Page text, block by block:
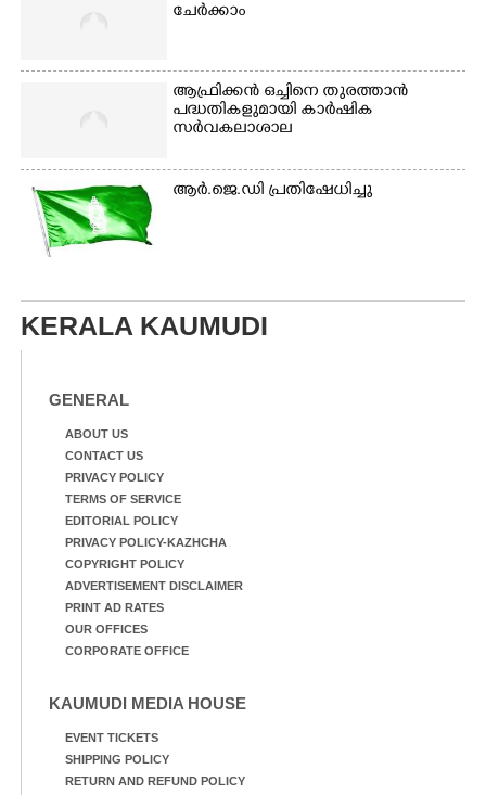
ചേർക്കാം
ആഫ്രിക്കൻ ഒച്ചിനെ തുരത്താൻ
പദ്ധതികളുമായി കാർഷിക
സർവകലാശാല
ആർ.ജെ.ഡി പ്രതിഷേധിച്ചു
KERALA KAUMUDI
GENERAL
ABOUT US
CONTACT US
PRIVACY POLICY
TERMS OF SERVICE
EDITORIAL POLICY
PRIVACY POLICY-KAZHCHA
COPYRIGHT POLICY
ADVERTISEMENT DISCLAIMER
PRINT AD RATES
OUR OFFICES
CORPORATE OFFICE
KAUMUDI MEDIA HOUSE
EVENT TICKETS
SHIPPING POLICY
RETURN AND REFUND POLICY